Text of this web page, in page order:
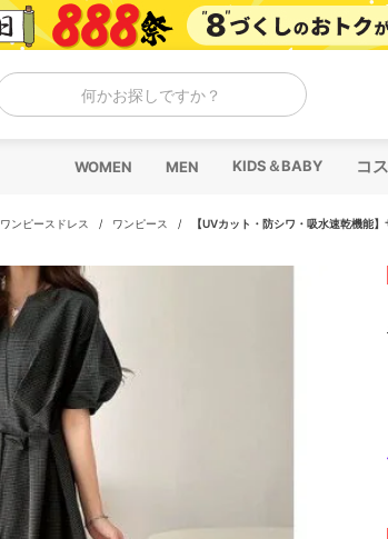
何かお探しですか？
WOMEN MEN KIDS＆BABY コ
ワンピースドレス / ワンピース / 【UVカット・防シワ・吸水速乾機能